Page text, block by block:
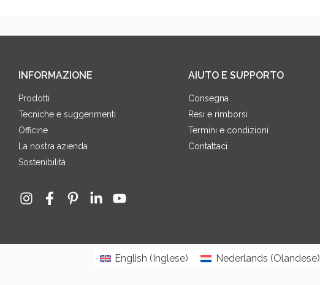
INFORMAZIONE
Prodotti
Tecniche e suggerimenti
Officine
La nostra azienda
Sostenibilità
AIUTO E SUPPORTO
Consegna
Resi e rimborsi
Termini e condizioni
Contattaci
English (Inglese) Nederlands (Olandese)